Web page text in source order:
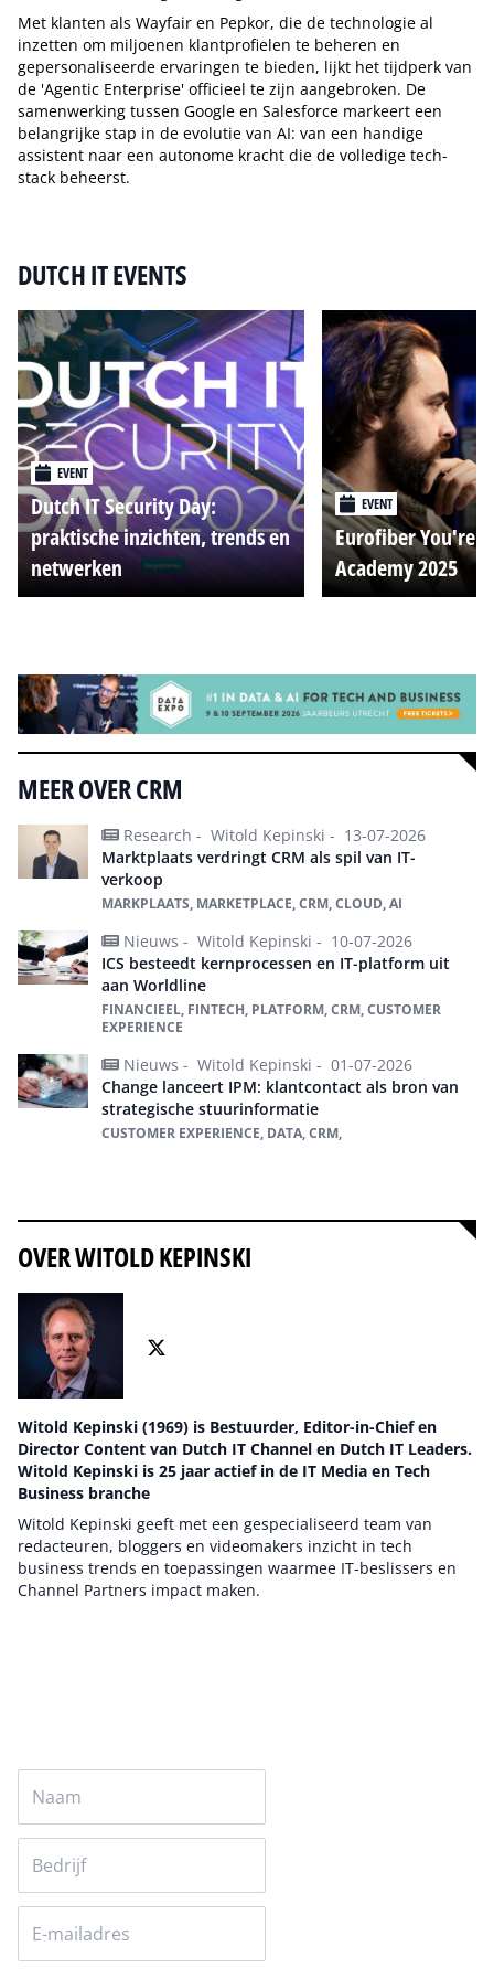
Met klanten als Wayfair en Pepkor, die de technologie al
inzetten om miljoenen klantprofielen te beheren en
gepersonaliseerde ervaringen te bieden, lijkt het tijdperk van
de 'Agentic Enterprise' officieel te zijn aangebroken. De
samenwerking tussen Google en Salesforce markeert een
belangrijke stap in de evolutie van AI: van een handige
assistent naar een autonome kracht die de volledige tech-
stack beheerst.
DUTCH IT EVENTS
EVENT
Dutch IT Security Day:
praktische inzichten, trends en
netwerken
EVENT
Eurofiber You're
Academy 2025
MEER OVER CRM
Research - Witold Kepinski - 13-07-2026
Marktplaats verdringt CRM als spil van IT-
verkoop
MARKPLAATS, MARKETPLACE, CRM, CLOUD, AI
Nieuws - Witold Kepinski - 10-07-2026
ICS besteedt kernprocessen en IT-platform uit
aan Worldline
FINANCIEEL, FINTECH, PLATFORM, CRM, CUSTOMER
EXPERIENCE
Nieuws - Witold Kepinski - 01-07-2026
Change lanceert IPM: klantcontact als bron van
strategische stuurinformatie
CUSTOMER EXPERIENCE, DATA, CRM,
OVER WITOLD KEPINSKI
Witold Kepinski (1969) is Bestuurder, Editor-in-Chief en
Director Content van Dutch IT Channel en Dutch IT Leaders.
Witold Kepinski is 25 jaar actief in de IT Media en Tech
Business branche
Witold Kepinski geeft met een gespecialiseerd team van
redacteuren, bloggers en videomakers inzicht in tech
business trends en toepassingen waarmee IT-beslissers en
Channel Partners impact maken.